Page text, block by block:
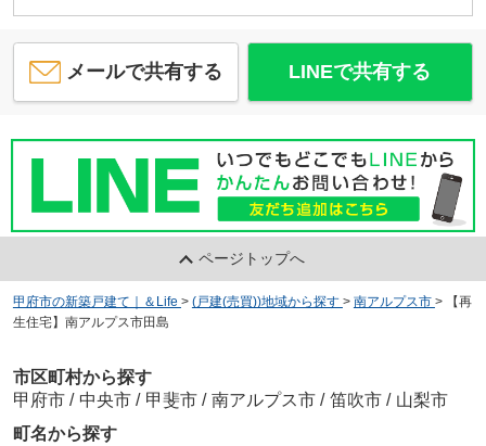
メールで共有する LINEで共有する
ページトップへ
甲府市の新築戸建て｜＆Life > (戸建(売買))地域から探す > 南アルプス市 >
【再
生住宅】南アルプス市田島
市区町村から探す
甲府市 / 中央市 / 甲斐市 / 南アルプス市 / 笛吹市 / 山梨市
町名から探す